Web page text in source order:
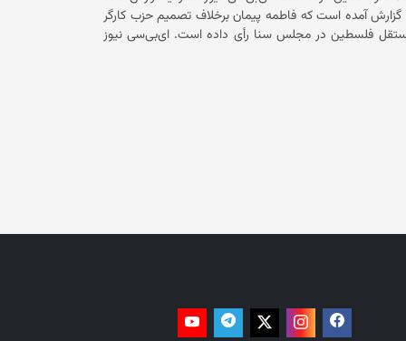
خانم پیمان تعلیق عضویت خود از حزب کارگر را تأیید کرده است. در گزارش آمده است که فاطمه پیمان برخلاف تصمیم حزب کارگر
استرالیا به طرح حزب «سبز‌ها» در این کشور برای به‌رسمیت‌شناختن کشور مستقل فلسطین در مجلس سنا رأی داده است. ای‌بی‌سی نیوز
از موضع حزب، برداشته خواهد شد. اما فاطمه پیمان از
پس از آغاز جنگ غزه، به‌صورت علنی از فلسطین حمایت کرده